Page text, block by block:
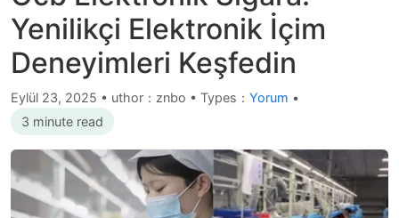
Yenilikçi Elektronik İçim
Deneyimleri Keşfedin
Eylül 23, 2025 • uthor：znbo • Types： Yorum •
3 minute read